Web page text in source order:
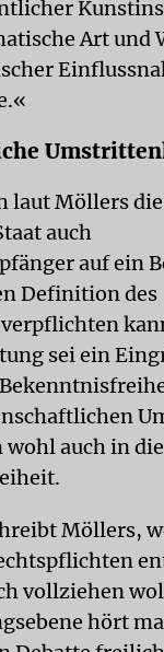
Art und
laut Möllers
auch
auf ein
Definition des
sei ein
auch in die
Möllers,
vollziehen
hört